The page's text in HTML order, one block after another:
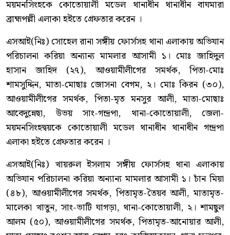
ময়মনসিংহকে কোতোয়ালী মডেল থানাধীন থানাধীন বাঘমারা
ব্রাহ্মপল্লী এলাকা হইতে গ্রেফতার করেন ।
এসআই(নিঃ) সোহেল রানা সঙ্গীয় ফোর্সসহ থানা এলাকায় অভিযান
পরিচালনা করিয়া অন্যান্য মামলার আসামী ১। মোঃ জাহিদুল
হাসান জাহিদ (২৭), আওয়ামীলীগের সমর্থক, পিতা-মোঃ
শামসুদ্দিন, মাতা-মোছাঃ জোসনা বেগম, ২। মোঃ কিরন (৩০),
আওয়ামীলীগের সমর্থক, পিতা-মৃত মনসুর আলী, মাতা-মোছাঃ
আবেদুন্নেছা, উভয় সাং-গন্দ্রপা, থানা-কোতোয়ালী, জেলা-
ময়মনসিংহদ্বয়কে কোতোয়ালী মডেল থানাধীন থানাধীন গন্দ্রপা
এলাকা হইতে গ্রেফতার করেন ।
এসআই(নিঃ) খায়রুল ইসলাম সঙ্গীয় ফোর্সসহ থানা এলাকায়
অভিযান পরিচালনা করিয়া অন্যান্য মামলার আসামী ১। চাঁন মিয়া
(৪৮), আওয়ামীলীগের সমর্থক, পিতামৃত-তৈয়ব আলী, মাতামৃত-
মালেকা খাতুন, সাং-ভাটি ঘাগড়া, থানা-কোতোয়ালী, ২। শামছুল
আলম (৫০), আওয়ামীলীগের সমর্থক, পিতামৃত-আনোয়ার আলী,